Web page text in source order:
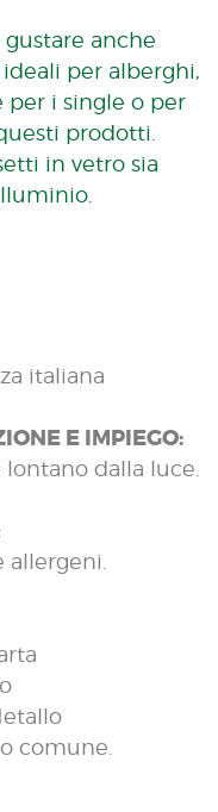
anche
per alberghi,
per i single o per
prodotti.
in vetro sia
italiana
E IMPIEGO:
dalla luce.
comune.